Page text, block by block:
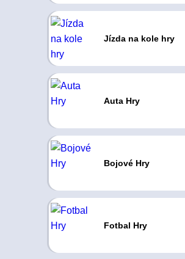
Jízda na kole hry
Auta Hry
Bojové Hry
Fotbal Hry